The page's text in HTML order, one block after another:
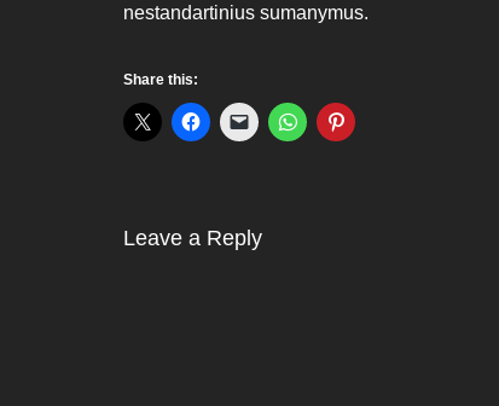
nestandartinius sumanymus.
Share this:
Leave a Reply